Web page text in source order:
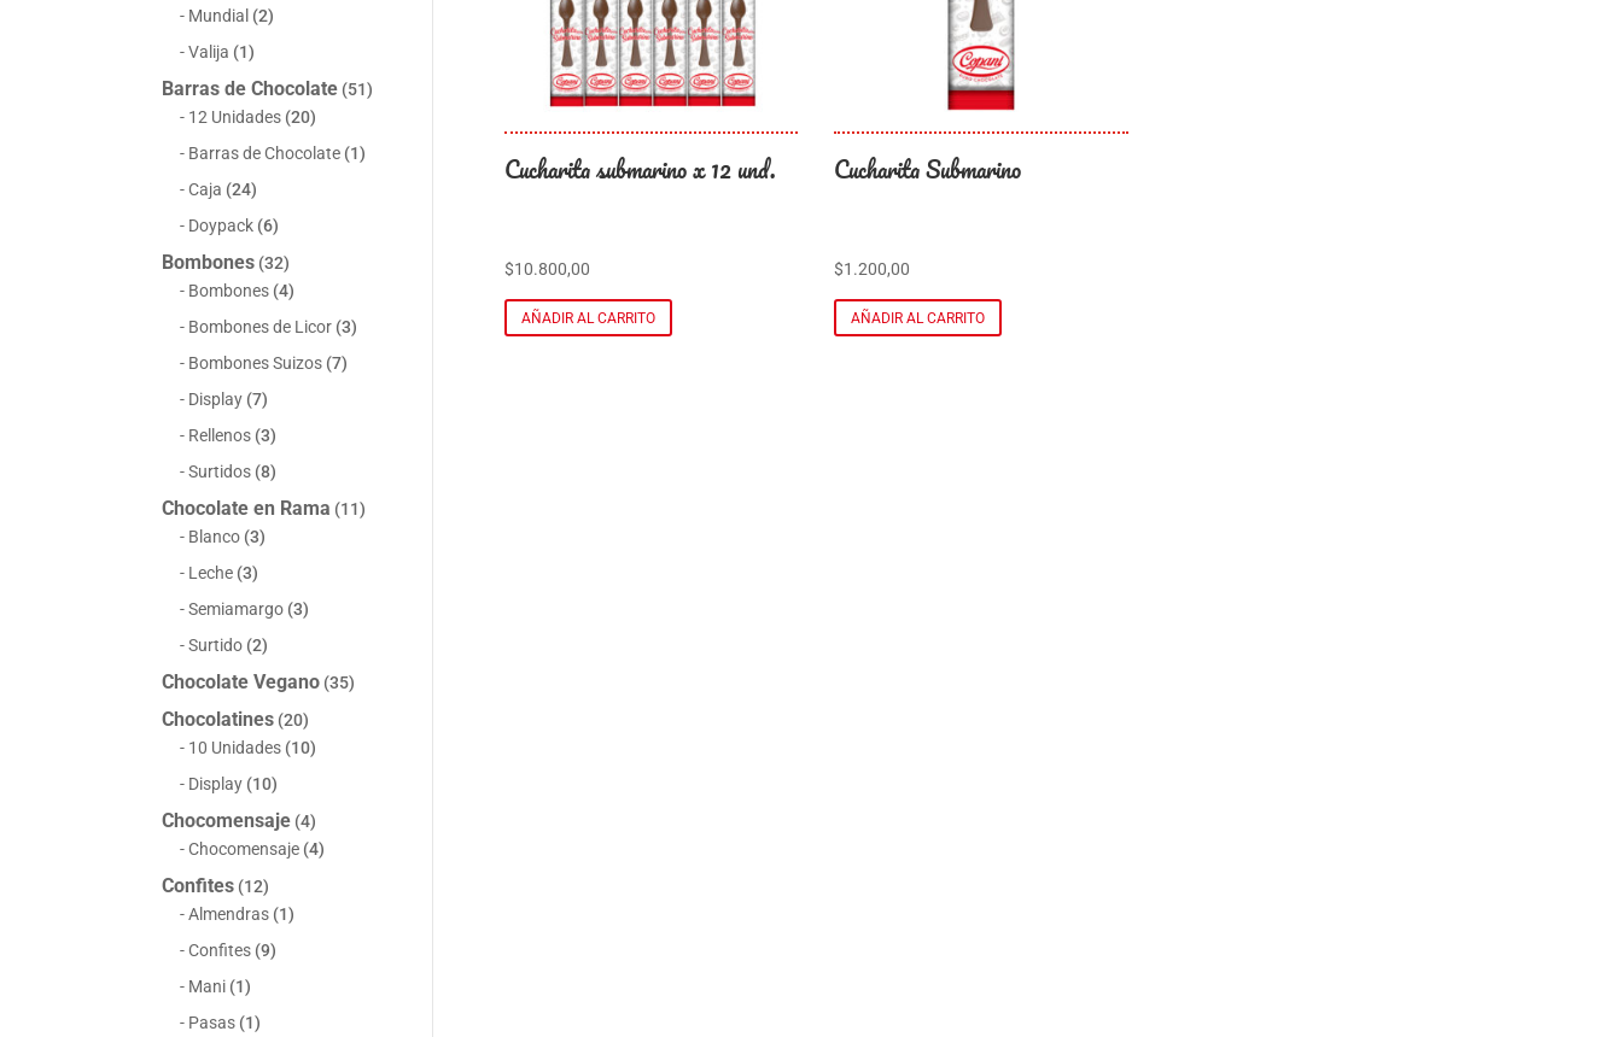
Mundial (2)
Valija (1)
Barras de Chocolate (51)
12 Unidades (20)
Barras de Chocolate (1)
Caja (24)
Doypack (6)
Bombones (32)
Bombones (4)
Bombones de Licor (3)
Bombones Suizos (7)
Display (7)
Rellenos (3)
Surtidos (8)
Chocolate en Rama (11)
Blanco (3)
Leche (3)
Semiamargo (3)
Surtido (2)
Chocolate Vegano (35)
Chocolatines (20)
10 Unidades (10)
Display (10)
Chocomensaje (4)
Chocomensaje (4)
Confites (12)
Almendras (1)
Confites (9)
Mani (1)
Pasas (1)
Cucharita submarino x 12 und.
$10.800,00
AÑADIR AL CARRITO
Cucharita Submarino
$1.200,00
AÑADIR AL CARRITO